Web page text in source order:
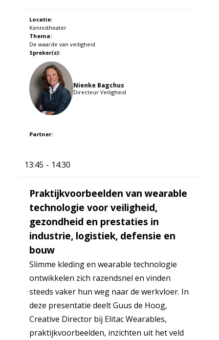
Locatie:
Kennistheater
Thema:
De waarde van veiligheid
Spreker(s):
Nienke Bagchus
Directeur Veiligheid
Partner:
13:45 14:30
Praktijkvoorbeelden van wearable
technologie voor veiligheid,
gezondheid en prestaties in
industrie, logistiek, defensie en
bouw
Slimme kleding en wearable technologie
ontwikkelen zich razendsnel en vinden
steeds vaker hun weg naar de werkvloer. In
deze presentatie deelt Guus de Hoog,
Creative Director bij Elitac Wearables,
praktijkvoorbeelden, inzichten uit het veld